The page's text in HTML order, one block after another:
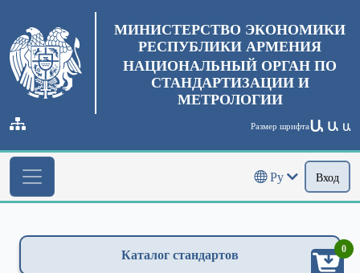
МИНИСТЕРСТВО ЭКОНОМИКИ
РЕСПУБЛИКИ АРМЕНИЯ
НАЦИОНАЛЬНЫЙ ОРГАН ПО
СТАНДАРТИЗАЦИИ И
МЕТРОЛОГИИ
Размер шрифтаԱ Ա Ա
Ру Вход
Каталог стандартов 0